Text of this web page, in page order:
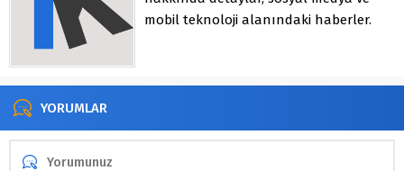
mobil teknoloji alanındaki haberler.
YORUMLAR